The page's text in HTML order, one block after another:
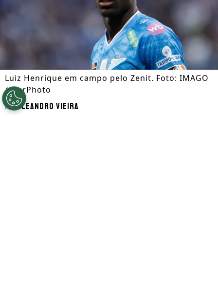
Luiz Henrique em campo pelo Zenit. Foto: IMAGO
/ NurPhoto
PorLeandro Vieira